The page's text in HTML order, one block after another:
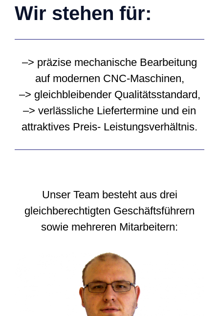
Wir stehen für:
–> präzise mechanische Bearbeitung
auf modernen CNC-Maschinen,
–> gleichbleibender Qualitätsstandard,
–> verlässliche Liefertermine und ein
attraktives Preis- Leistungsverhältnis.
Unser Team besteht aus drei
gleichberechtigten Geschäftsführern
sowie mehreren Mitarbeitern: